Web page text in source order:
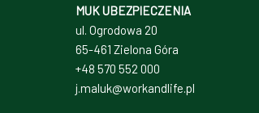
MUK UBEZPIECZENIA
ul. Ogrodowa 20
65-461 Zielona Góra
+48 570 552 000
j.maluk@workandlife.pl